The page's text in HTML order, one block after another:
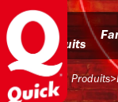
Nos
produits
Produits>